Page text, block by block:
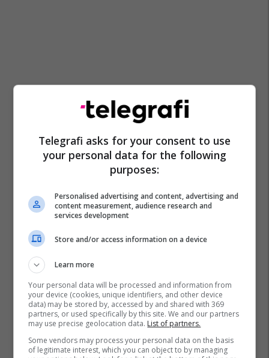
Telegrafi asks for your consent to use
your personal data for the following
purposes:
Personalised advertising and content, advertising and
content measurement, audience research and
services development
Store and/or access information on a device
Learn more
Your personal data will be processed and information from
your device (cookies, unique identifiers, and other device
data) may be stored by, accessed by and shared with 369
partners, or used specifically by this site. We and our partners
may use precise geolocation data. List of partners.
Some vendors may process your personal data on the basis
of legitimate interest, which you can object to by managing